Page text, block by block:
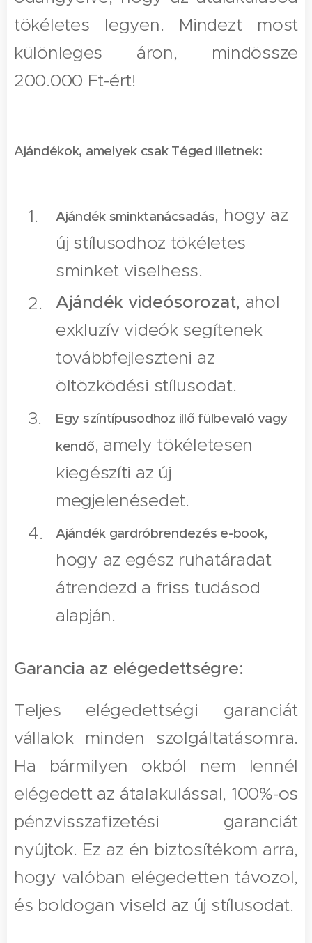
tökéletes legyen. Mindezt most
különleges áron, mindössze
200.000 Ft-ért!
Ajándékok, amelyek csak Téged illetnek:
Ajándék sminktanácsadás, hogy az
új stílusodhoz tökéletes
sminket viselhess.
Ajándék videósorozat, ahol
exkluzív videók segítenek
továbbfejleszteni az
öltözködési stílusodat.
Egy színtípusodhoz illő fülbevaló vagy
kendő, amely tökéletesen
kiegészíti az új
megjelenésedet.
Ajándék gardróbrendezés e-book,
hogy az egész ruhatáradat
átrendezd a friss tudásod
alapján.
Garancia az elégedettségre:
Teljes elégedettségi garanciát
vállalok minden szolgáltatásomra.
Ha bármilyen okból nem lennél
elégedett az átalakulással, 100%-os
pénzvisszafizetési garanciát
nyújtok. Ez az én biztosítékom arra,
hogy valóban elégedetten távozol,
és boldogan viseld az új stílusodat.